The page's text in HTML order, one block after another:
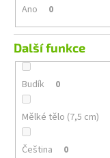
Ano 0
Další funkce
Budík 0
Mělké tělo (7,5 cm)
Čeština 0